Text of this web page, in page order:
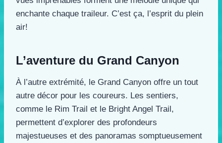
enchante chaque traileur. C’est ça, l’esprit du plein
air!
L’aventure du Grand Canyon
À l’autre extrémité, le Grand Canyon offre un tout
autre décor pour les coureurs. Les sentiers,
comme le Rim Trail et le Bright Angel Trail,
permettent d’explorer des profondeurs
majestueuses et des panoramas somptueusement